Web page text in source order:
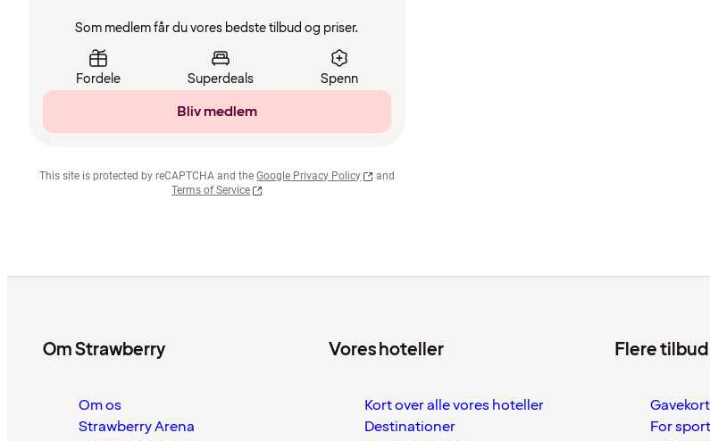
Som medlem får du vores bedste tilbud og priser.
Fordele Superdeals Spenn
Bliv medlem
This site is protected by reCAPTCHA and the Google Privacy Policy
and
Terms of Service
Om Strawberry
Om os
Strawberry Arena
Vores hoteller
Kort over alle vores hoteller
Destinationer
Flere tilbud
Gavekort
For